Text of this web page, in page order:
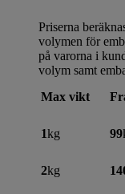
Priserna
volymen för
på varorna i
volym samt
Max vikt
1kg 99
2kg